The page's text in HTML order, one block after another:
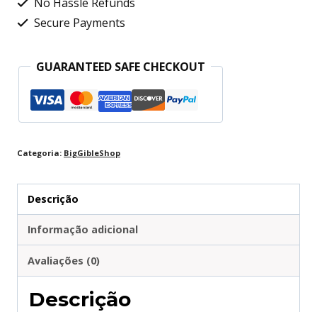
Cerveja
20x30cm
quantidade
Secure Payments
GUARANTEED SAFE CHECKOUT
Categoria: BigGibleShop
Descrição
Informação adicional
Avaliações (0)
Descrição